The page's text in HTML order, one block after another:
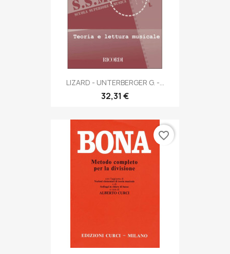
LIZARD - UNTERBERGER G. -...
32,31 €
favorite_border